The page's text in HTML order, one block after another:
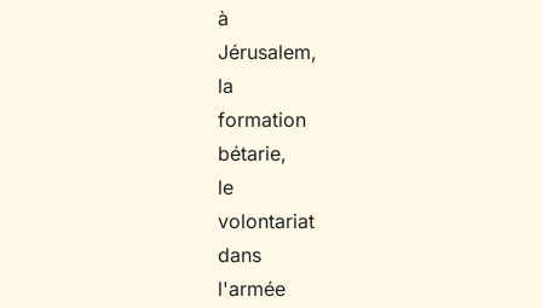
à
Jérusalem,
la
formation
bétarie,
le
volontariat
dans
l'armée